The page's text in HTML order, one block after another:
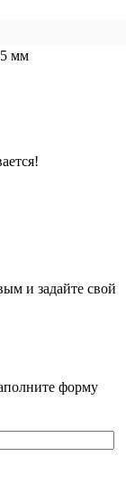
мм
и задайте свой
форму